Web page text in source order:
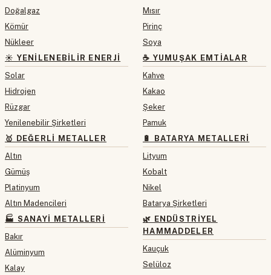
Doğalgaz
Kömür
Nükleer
☀️ YENILENEBILIR ENERJI
Solar
Hidrojen
Rüzgar
Yenilenebilir Şirketleri
🥇 DEĞERLI METALLER
Altın
Gümüş
Platinyum
Altın Madencileri
🏭 SANAYI METALLERI
Bakır
Alüminyum
Kalay
Mısır
Pirinç
Soya
☕ YUMUŞAK EMTIALAR
Kahve
Kakao
Şeker
Pamuk
🔋 BATARYA METALLERI
Lityum
Kobalt
Nikel
Batarya Şirketleri
🌿 ENDÜSTRIYEL
HAMMADDELER
Kauçuk
Selüloz